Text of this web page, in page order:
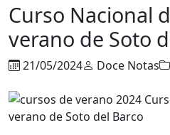
Curso Nacional
verano de Soto
21/05/2024 Doce Notas